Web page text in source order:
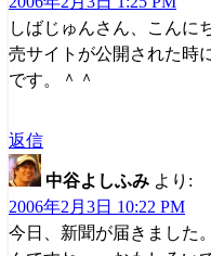
しばじゅんさん、こんに
売サイトが公開された時
です。＾＾
返信
中谷よしふみ より:
2006年2月3日 10:22 PM
今日、新聞が届きました